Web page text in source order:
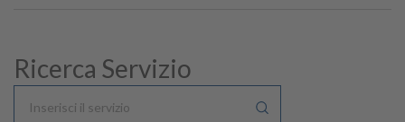
Ricerca Servizio